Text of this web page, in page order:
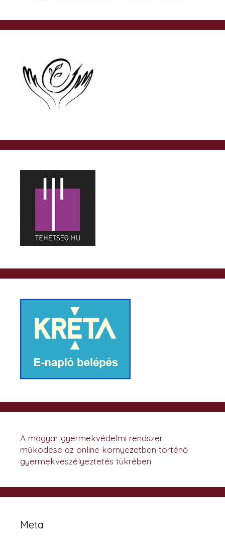
A magyar gyermekvédelmi rendszer
működése az online környezetben történő
gyermekveszélyeztetés tükrében
Meta